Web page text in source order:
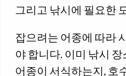
그리고 낚시에 필요한
잡으려는 어종에 따라
야 합니다. 이미 낚시
어종이 서식하는지, 호